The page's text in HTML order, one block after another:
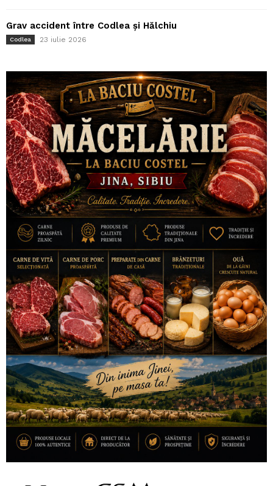
Grav accident între Codlea și Hălchiu
Codlea 23 iulie 2026